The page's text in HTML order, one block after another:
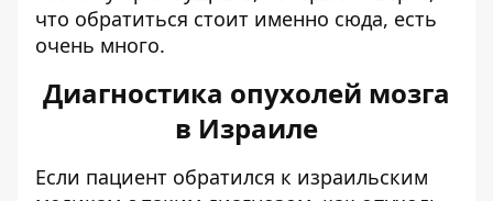
что обратиться стоит именно сюда, есть
очень много.
Диагностика опухолей мозга
в Израиле
Если пациент обратился к израильским